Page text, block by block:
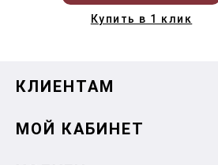
Купить в 1 клик
КЛИЕНТАМ
МОЙ КАБИНЕТ